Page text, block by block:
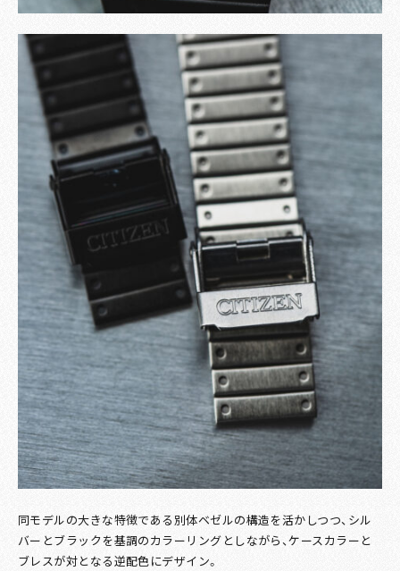
同モデルの大きな特徴である別体ベゼルの構造を活かしつつ、シル
バーとブラックを基調のカラーリングとしながら、ケースカラーと
ブレスが対となる逆配色にデザイン。